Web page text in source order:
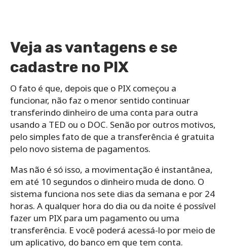
Veja as vantagens e se
cadastre no PIX
O fato é que, depois que o PIX começou a
funcionar, não faz o menor sentido continuar
transferindo dinheiro de uma conta para outra
usando a TED ou o DOC. Senão por outros motivos,
pelo simples fato de que a transferência é gratuita
pelo novo sistema de pagamentos.
Mas não é só isso, a movimentação é instantânea,
em até 10 segundos o dinheiro muda de dono. O
sistema funciona nos sete dias da semana e por 24
horas. A qualquer hora do dia ou da noite é possível
fazer um PIX para um pagamento ou uma
transferência. E você poderá acessá-lo por meio de
um aplicativo, do banco em que tem conta.